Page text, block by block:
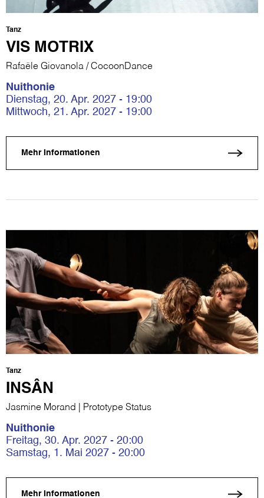
Tanz
VIS MOTRIX
Rafaële Giovanola / CocoonDance
Nuithonie
Dienstag, 20. Apr. 2027 - 19:00
Mittwoch, 21. Apr. 2027 - 19:00
Mehr Informationen
Tanz
INSÂN
Jasmine Morand | Prototype Status
Nuithonie
Freitag, 30. Apr. 2027 - 20:00
Samstag, 1. Mai 2027 - 20:00
Mehr Informationen